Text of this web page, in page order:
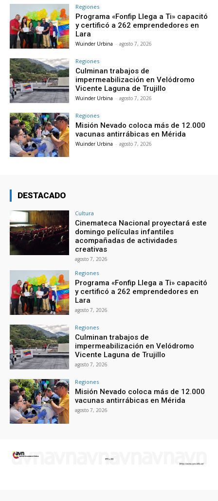
Regiones
Programa «Fonfip Llega a Ti» capacitó
y certificó a 262 emprendedores en
Lara
Wuinder Urbina - agosto 7, 2026
Regiones
Culminan trabajos de
impermeabilización en Velódromo
Vicente Laguna de Trujillo
Wuinder Urbina - agosto 7, 2026
Regiones
Misión Nevado coloca más de 12.000
vacunas antirrábicas en Mérida
Wuinder Urbina - agosto 7, 2026
DESTACADO
Cultura
Cinemateca Nacional proyectará este
domingo películas infantiles
acompañadas de actividades
creativas
agosto 7, 2026
Regiones
Programa «Fonfip Llega a Ti» capacitó
y certificó a 262 emprendedores en
Lara
agosto 7, 2026
Regiones
Culminan trabajos de
impermeabilización en Velódromo
Vicente Laguna de Trujillo
agosto 7, 2026
Regiones
Misión Nevado coloca más de 12.000
vacunas antirrábicas en Mérida
agosto 7, 2026